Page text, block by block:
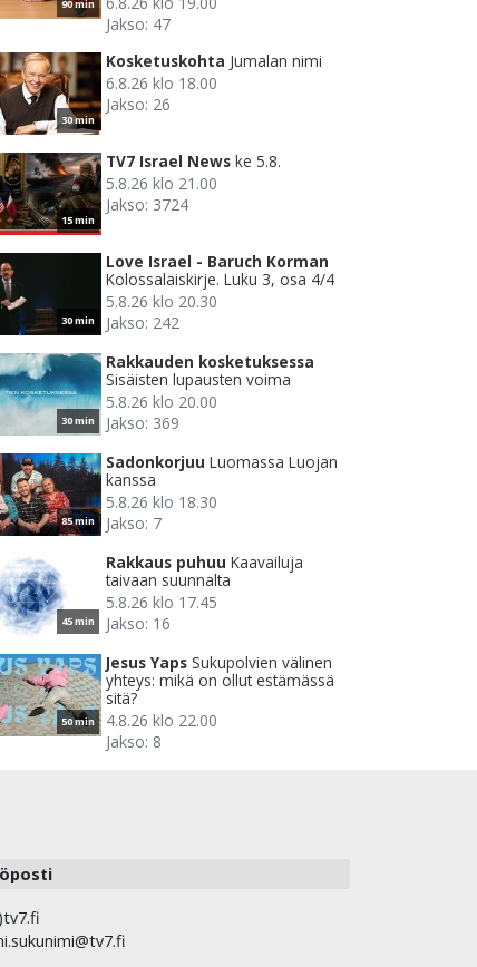
90 min
Jakso: 47
30 min
Kosketuskohta Jumalan nimi
6.8.26 klo 18.00
Jakso: 26
15 min
TV7 Israel News ke 5.8.
5.8.26 klo 21.00
Jakso: 3724
30 min
Love Israel - Baruch Korman
Kolossalaiskirje. Luku 3, osa 4/4
5.8.26 klo 20.30
Jakso: 242
30 min
Rakkauden kosketuksessa
Sisäisten lupausten voima
5.8.26 klo 20.00
Jakso: 369
85 min
Sadonkorjuu Luomassa Luojan
kanssa
5.8.26 klo 18.30
Jakso: 7
45 min
Rakkaus puhuu Kaavailuja
taivaan suunnalta
5.8.26 klo 17.45
Jakso: 16
50 min
Jesus Yaps Sukupolvien välinen
yhteys: mikä on ollut estämässä
sitä?
4.8.26 klo 22.00
Jakso: 8